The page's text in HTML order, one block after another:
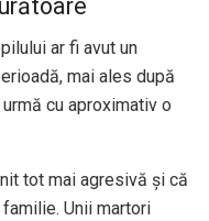
ar fi avut un
mai ales după
cu aproximativ o
tot mai agresivă și că
Unii martori